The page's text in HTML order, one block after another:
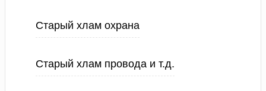
Старый хлам охрана
Старый хлам провода и т.д.